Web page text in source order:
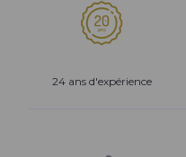
24 ans d'expérience